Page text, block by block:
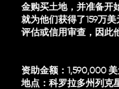
金购买土地，并准备开
就为他们获得了159万
评估或信用审查，因此
资助金额：1,590,000
地点：科罗拉多州列克